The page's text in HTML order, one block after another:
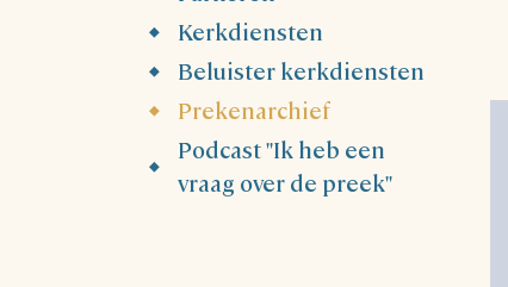
Kerkdiensten
Beluister kerkdiensten
Prekenarchief
Podcast "Ik heb een
vraag over de preek"